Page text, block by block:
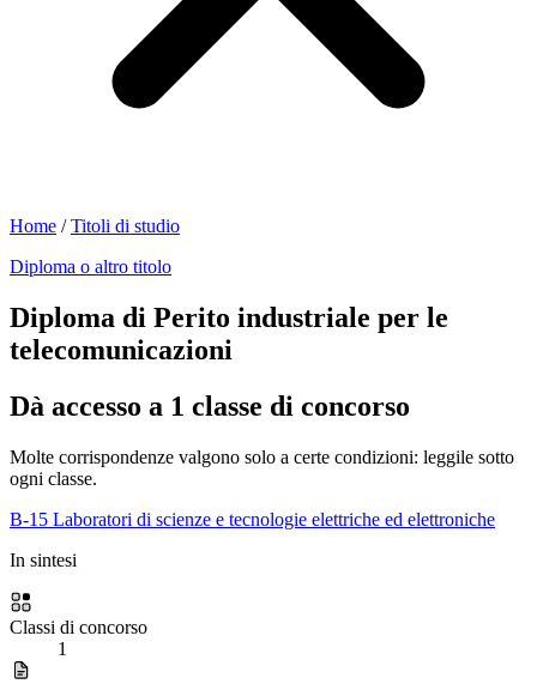
Home /Titoli di studio
Diploma o altro titolo
Diploma di Perito industriale per le
telecomunicazioni
Dà accesso a 1 classe di concorso
Molte corrispondenze valgono solo a certe condizioni: leggile sotto
ogni classe.
B-15 Laboratori di scienze e tecnologie elettriche ed elettroniche
In sintesi
Classi di concorso
1